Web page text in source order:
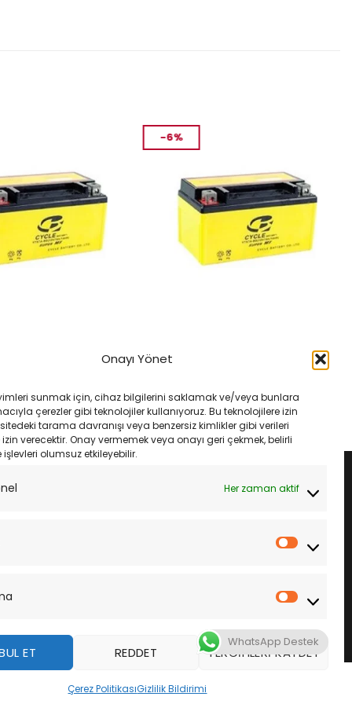
Onayı Yönet
sunmak için, cihaz bilgilerini saklamak ve/veya bunlara
çerezler gibi teknolojiler kullanıyoruz. Bu teknolojilere izin
tarama davranışı veya benzersiz kimlikler gibi verileri
verecektir. Onay vermemek veya onayı geri çekmek, belirli
işlevleri olumsuz etkileyebilir.
Her zaman aktif
İstatistik
ET REDDET TERCIHLERI KAYDET
Çerez PolitikasıGizlilik Bildirimi
250R 08-12 Cycle
andaki
fiyat:
₺1,410.00.
-6%
Kymco People 125 00-10 Cycle
Ytx7A-Bs Akü
fiyat:
₺1,500.00.
andaki
fiyat:
₺1,410.00.
SEPETE EKLE
DAHA FAZLA BILGI
WhatsApp Destek